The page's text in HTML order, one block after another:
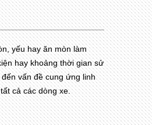
yếu hay ăn mòn làm
hay khoảng thời gian sử
vấn đề cung ứng linh
cả các dòng xe.